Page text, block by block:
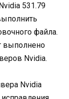
531.79
файла.
выполнено
Nvidia.
Nvidia